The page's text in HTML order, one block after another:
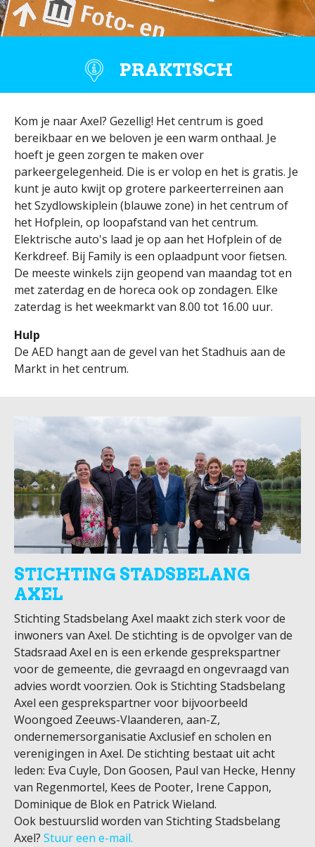
PRAKTISCH
Kom je naar Axel? Gezellig! Het centrum is goed
bereikbaar en we beloven je een warm onthaal. Je
hoeft je geen zorgen te maken over
parkeergelegenheid. Die is er volop en het is gratis. Je
kunt je auto kwijt op grotere parkeerterreinen aan
het Szydlowskiplein (blauwe zone) in het centrum of
het Hofplein, op loopafstand van het centrum.
Elektrische auto's laad je op aan het Hofplein of de
Kerkdreef. Bij Family is een oplaadpunt voor fietsen.
De meeste winkels zijn geopend van maandag tot en
met zaterdag en de horeca ook op zondagen. Elke
zaterdag is het weekmarkt van 8.00 tot 16.00 uur.
Hulp
De AED hangt aan de gevel van het Stadhuis aan de
Markt in het centrum.
STICHTING STADSBELANG
AXEL
Stichting Stadsbelang Axel maakt zich sterk voor de
inwoners van Axel. De stichting is de opvolger van de
Stadsraad Axel en is een erkende gesprekspartner
voor de gemeente, die gevraagd en ongevraagd van
advies wordt voorzien. Ook is Stichting Stadsbelang
Axel een gesprekspartner voor bijvoorbeeld
Woongoed Zeeuws-Vlaanderen, aan-Z,
ondernemersorganisatie Axclusief en scholen en
verenigingen in Axel. De stichting bestaat uit acht
leden: Eva Cuyle, Don Goosen, Paul van Hecke, Henny
van Regenmortel, Kees de Pooter, Irene Cappon,
Dominique de Blok en Patrick Wieland.
Ook bestuurslid worden van Stichting Stadsbelang
Axel? Stuur een e-mail.